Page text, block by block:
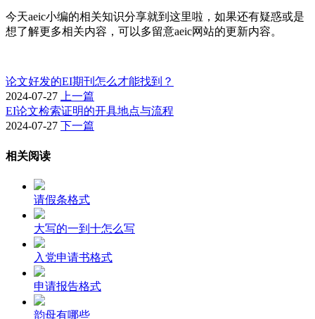
今天aeic小编的相关知识分享就到这里啦，如果还有疑惑或是
想了解更多相关内容，可以多留意aeic网站的更新内容。
论文好发的EI期刊怎么才能找到？
2024-07-27 上一篇
EI论文检索证明的开具地点与流程
2024-07-27 下一篇
相关阅读
请假条格式
大写的一到十怎么写
入党申请书格式
申请报告格式
韵母有哪些